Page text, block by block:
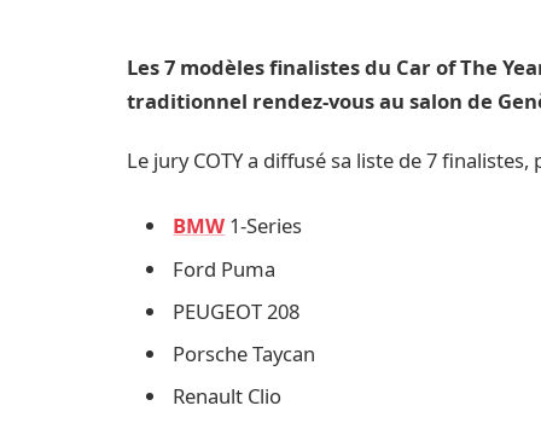
Les 7 modèles finalistes du Car of The
traditionnel rendez-vous au salon de
Le jury COTY a diffusé sa liste de 7
BMW 1-Series
Ford Puma
PEUGEOT 208
Porsche Taycan
Renault Clio